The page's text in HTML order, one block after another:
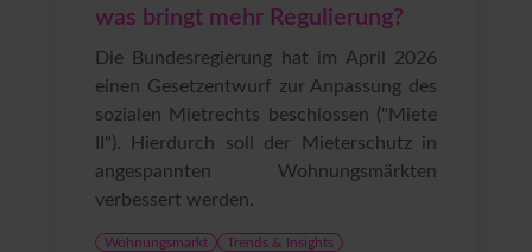
was bringt mehr Regulierung?
Die Bundesregierung hat im April 2026
einen Gesetzentwurf zur Anpassung des
sozialen Mietrechts beschlossen ("Miete
II"). Hierdurch soll der Mieterschutz in
angespannten Wohnungsmärkten
verbessert werden.
Wohnungsmarkt
Trends & Insights